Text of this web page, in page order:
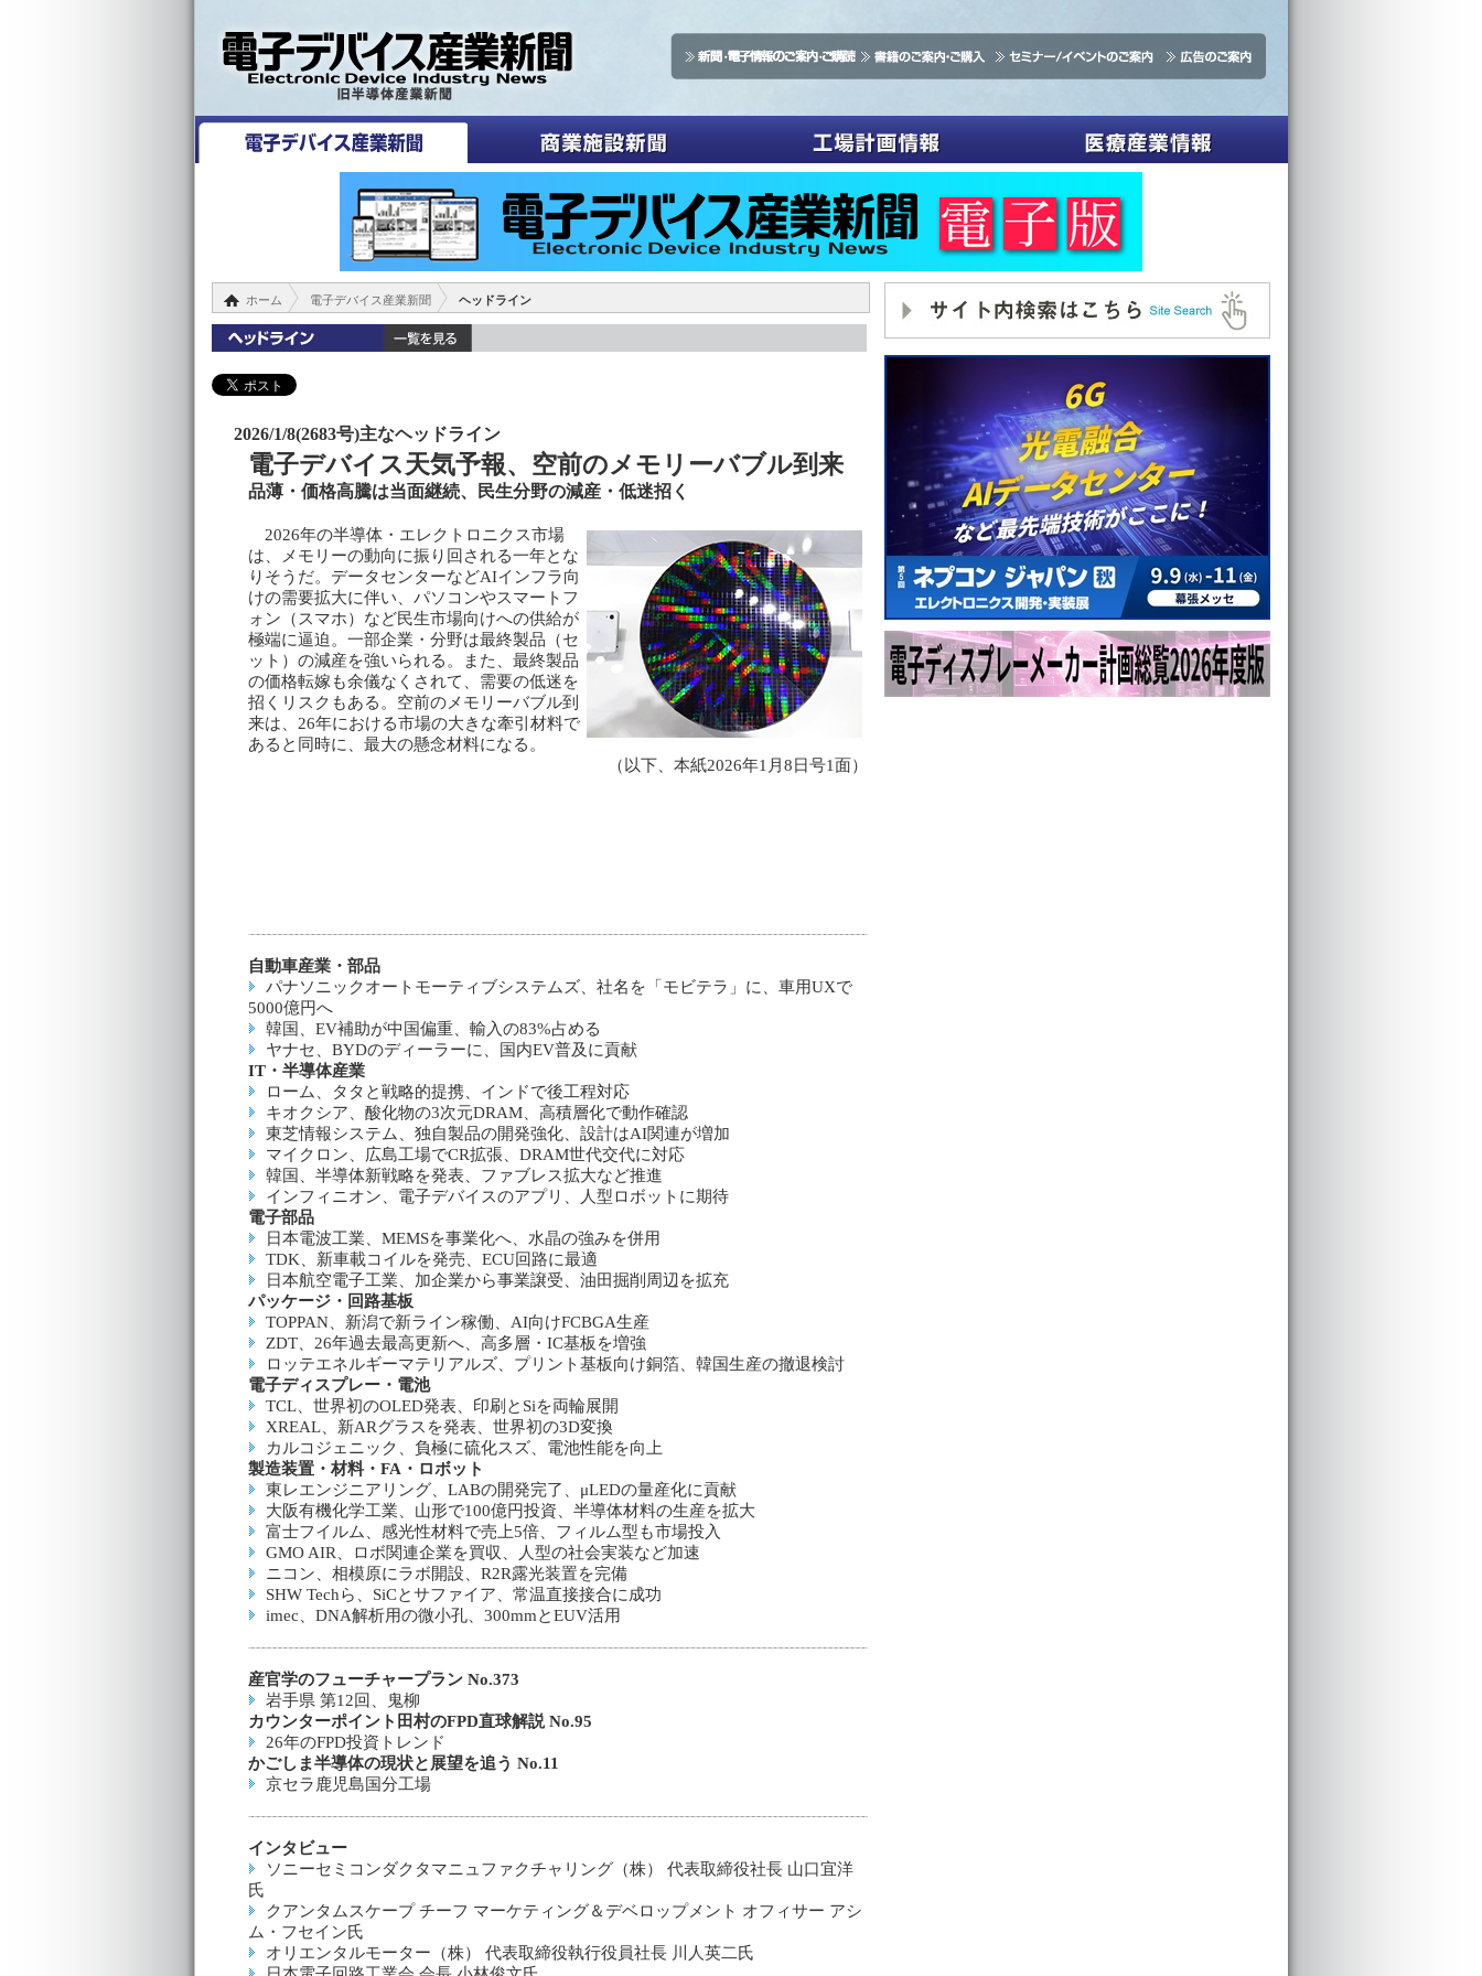
ホーム 電子デバイス産業新聞 ヘッドライン
2026/1/8(2683号)主なヘッドライン
電子デバイス天気予報、空前のメモリーバブル到来
品薄・価格高騰は当面継続、民生分野の減産・低迷招く
2026年の半導体・エレクトロニクス市場
は、メモリーの動向に振り回される一年とな
りそうだ。データセンターなどAIインフラ向
けの需要拡大に伴い、パソコンやスマートフ
ォン（スマホ）など民生市場向けへの供給が
極端に逼迫。一部企業・分野は最終製品（セ
ット）の減産を強いられる。また、最終製品
の価格転嫁も余儀なくされて、需要の低迷を
招くリスクもある。空前のメモリーバブル到
来は、26年における市場の大きな牽引材料で
あると同時に、最大の懸念材料になる。
（以下、本紙2026年1月8日号1面）
自動車産業・部品
パナソニックオートモーティブシステムズ、社名を「モビテラ」に、車用UXで
5000億円へ
韓国、EV補助が中国偏重、輸入の83%占める
ヤナセ、BYDのディーラーに、国内EV普及に貢献
IT・半導体産業
ローム、タタと戦略的提携、インドで後工程対応
キオクシア、酸化物の3次元DRAM、高積層化で動作確認
東芝情報システム、独自製品の開発強化、設計はAI関連が増加
マイクロン、広島工場でCR拡張、DRAM世代交代に対応
韓国、半導体新戦略を発表、ファブレス拡大など推進
インフィニオン、電子デバイスのアプリ、人型ロボットに期待
電子部品
日本電波工業、MEMSを事業化へ、水晶の強みを併用
TDK、新車載コイルを発売、ECU回路に最適
日本航空電子工業、加企業から事業譲受、油田掘削周辺を拡充
パッケージ・回路基板
TOPPAN、新潟で新ライン稼働、AI向けFCBGA生産
ZDT、26年過去最高更新へ、高多層・IC基板を増強
ロッテエネルギーマテリアルズ、プリント基板向け銅箔、韓国生産の撤退検討
電子ディスプレー・電池
TCL、世界初のOLED発表、印刷とSiを両輪展開
XREAL、新ARグラスを発表、世界初の3D変換
カルコジェニック、負極に硫化スズ、電池性能を向上
製造装置・材料・FA・ロボット
東レエンジニアリング、LABの開発完了、μLEDの量産化に貢献
大阪有機化学工業、山形で100億円投資、半導体材料の生産を拡大
富士フイルム、感光性材料で売上5倍、フィルム型も市場投入
GMO AIR、ロボ関連企業を買収、人型の社会実装など加速
ニコン、相模原にラボ開設、R2R露光装置を完備
SHW Techら、SiCとサファイア、常温直接接合に成功
imec、DNA解析用の微小孔、300mmとEUV活用
産官学のフューチャープラン No.373
岩手県 第12回、鬼柳
カウンターポイント田村のFPD直球解説 No.95
26年のFPD投資トレンド
かごしま半導体の現状と展望を追う No.11
京セラ鹿児島国分工場
インタビュー
ソニーセミコンダクタマニュファクチャリング（株） 代表取締役社長 山口宜洋
氏
クアンタムスケープ チーフ マーケティング＆デベロップメント オフィサー アシ
ム・フセイン氏
オリエンタルモーター（株） 代表取締役執行役員社長 川人英二氏